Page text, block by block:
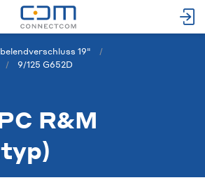
19"
9/125 G652D
R&M